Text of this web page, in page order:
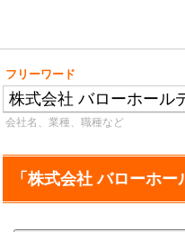
フリーワード
会社名、業種、職種など
「株式会社 バローホ